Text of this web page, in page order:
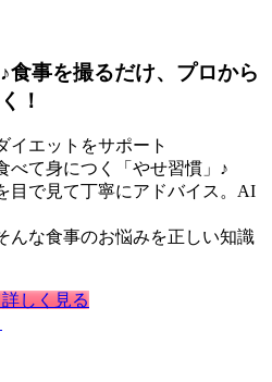
食事を撮るだけ、プロから
！
イエットをサポート
べて身につく「やせ習慣」♪
目で見て丁寧にアドバイス。AI
んな食事のお悩みを正しい知識
しく見る